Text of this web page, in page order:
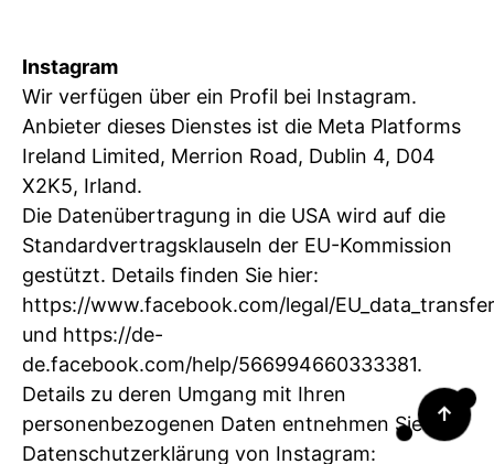
Instagram
Wir verfügen über ein Profil bei Instagram.
Anbieter dieses Dienstes ist die Meta Platforms
Ireland Limited, Merrion Road, Dublin 4, D04
X2K5, Irland.
Die Datenübertragung in die USA wird auf die
Standardvertragsklauseln der EU-Kommission
gestützt. Details finden Sie hier:
https://www.facebook.com/legal/
und https://de-
de.facebook.com/help/566994660333381.
Details zu deren Umgang mit Ihren
personenbezogenen Daten entnehmen Sie der
Datenschutzerklärung von Instagram:
↑